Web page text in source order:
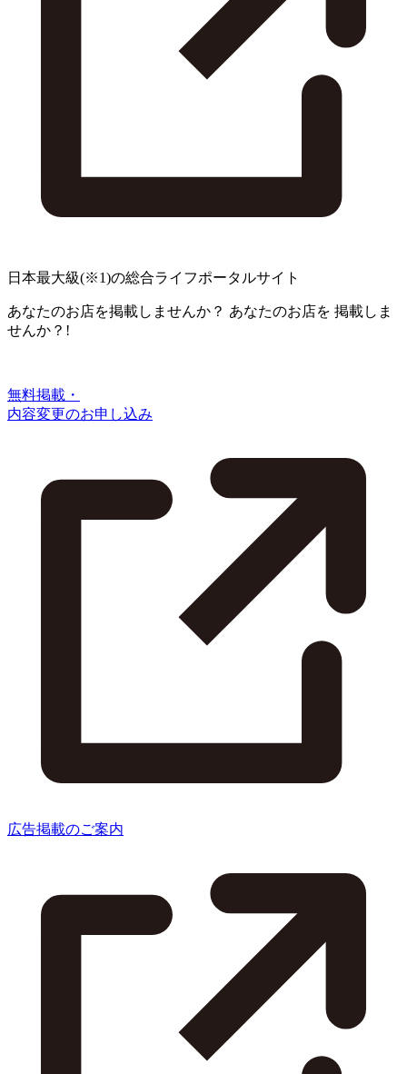
日本最大級(※1)の総合ライフポータルサイト
あなたのお店を掲載しませんか？ あなたのお店を 掲載しま
せんか？!
無料掲載・
内容変更のお申し込み
広告掲載のご案内